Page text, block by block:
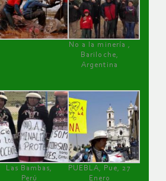
No a la minería ,
Bariloche,
Argentina
Las Bambas,
Perú
PUEBLA, Pue, 27
Enero